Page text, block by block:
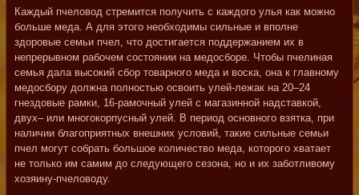
Каждый пчеловод стремится получить с каждого улья как можно
больше меда. А для этого необходимы сильные и вполне
здоровые семьи пчел, что достигается поддержанием их в
непрерывном рабочем состоянии на медосборе. Чтобы пчелиная
семья дала высокий сбор товарного меда и воска, она к главному
медосбору должна полностью освоить улей-лежак на 20–24
гнездовые рамки, 16-рамочный улей с магазинной надставкой,
двух– или многокорпусный улей. В период основного взятка, при
наличии благоприятных внешних условий, такие сильные семьи
пчел могут собрать большое количество меда, которого хватает
не только им самим до следующего сезона, но и их заботливому
хозяину-пчеловоду.